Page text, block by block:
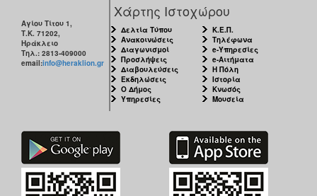
Αγίου Τίτου 1,
Τ.Κ. 71202,
Ηράκλειο
Τηλ.: 2813-409000
email:info@heraklion.gr
Χάρτης Ιστοχώρου
Δελτία Τύπου
Ανακοινώσεις
Διαγωνισμοί
Προσλήψεις
Διαβουλεύσεις
Εκδηλώσεις
Ο Δήμος
Υπηρεσίες
Κ.Ε.Π.
Τηλέφωνα
e-Υπηρεσίες
e-Αιτήματα
Η Πόλη
Ιστορία
Κνωσός
Μουσεία